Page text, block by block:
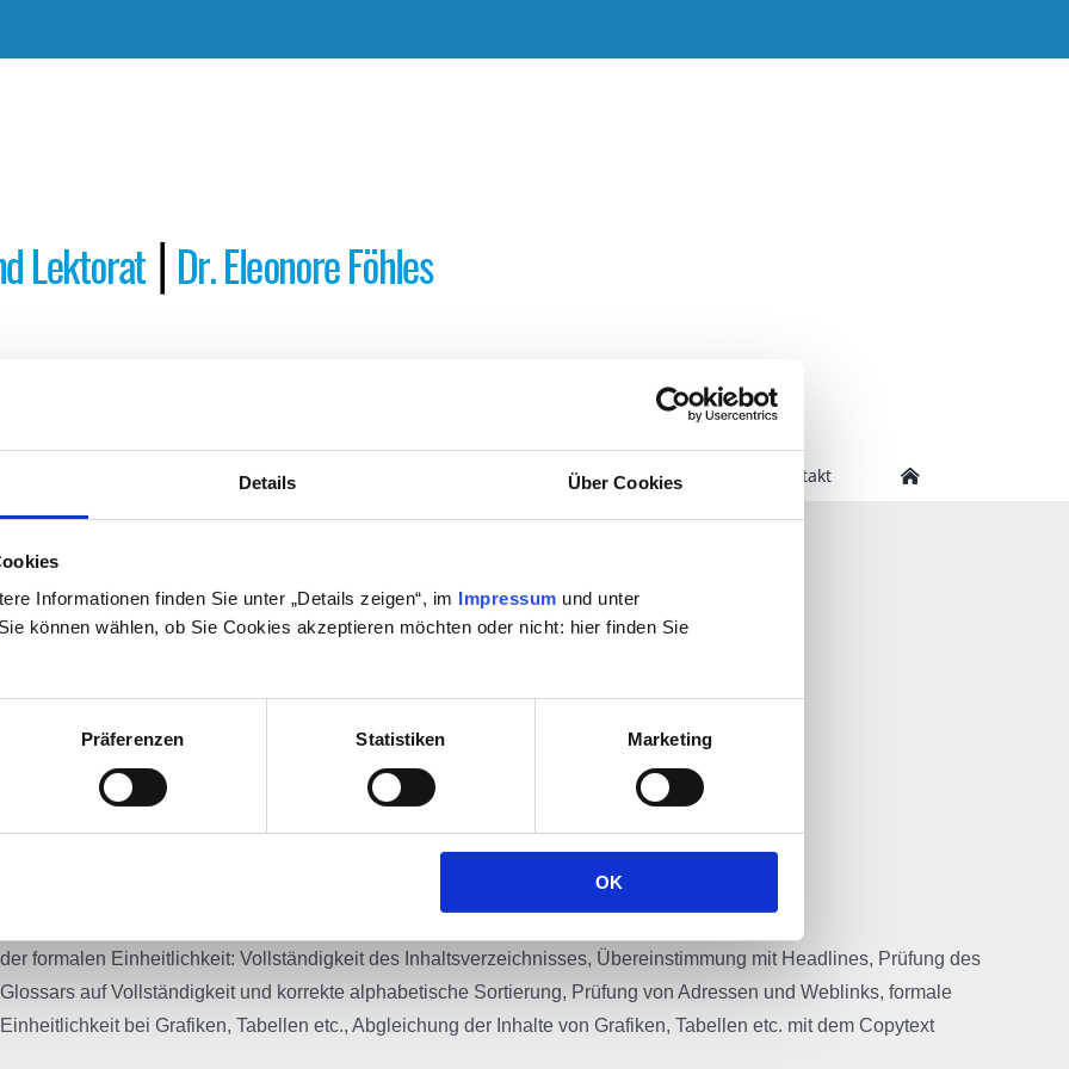
Details Über Cookies
Informationen finden Sie unter „Details zeigen“, im Impressum und unter
können wählen, ob Sie Cookies akzeptieren möchten oder nicht: hier finden Sie
Präferenzen Statistiken Marketing
OK
Profil Abwicklung Kontakt
ist fertiggestellt, jedoch noch nicht fehlerfrei.
Korrektorat optimiert ihn hinsichtlich:
der formalen Einheitlichkeit: Vollständigkeit des Inhaltsverzeichnisses, Übereinstimmung mit Headlines, Prüfung des
Glossars auf Vollständigkeit und korrekte alphabetische Sortierung, Prüfung von Adressen und Weblinks, formale
Einheitlichkeit bei Grafiken, Tabellen etc., Abgleichung der Inhalte von Grafiken, Tabellen etc. mit dem Copytext